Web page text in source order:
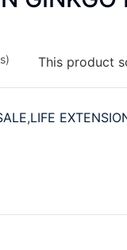
This product
,LIFE